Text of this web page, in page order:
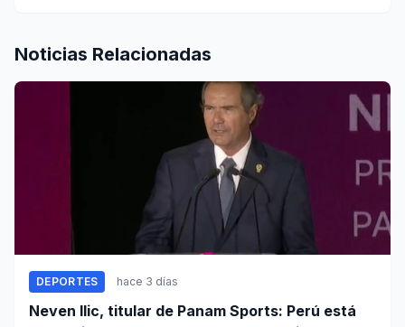
Noticias Relacionadas
DEPORTES hace 3 días
Neven Ilic, titular de Panam Sports: Perú está